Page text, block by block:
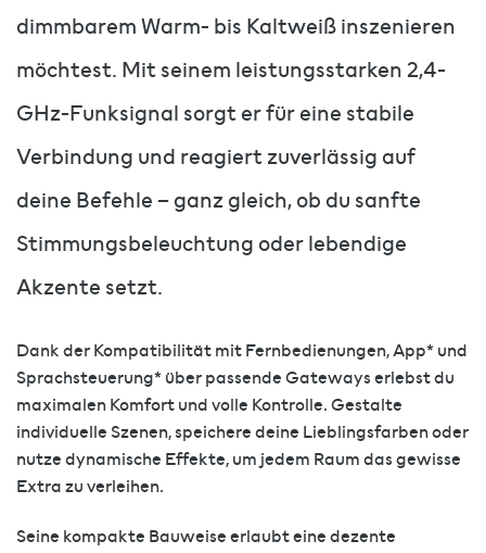
dimmbarem Warm- bis Kaltweiß inszenieren
möchtest. Mit seinem leistungsstarken 2,4-
GHz-Funksignal sorgt er für eine stabile
Verbindung und reagiert zuverlässig auf
deine Befehle – ganz gleich, ob du sanfte
Stimmungsbeleuchtung oder lebendige
Akzente setzt.
Dank der Kompatibilität mit Fernbedienungen, App* und
Sprachsteuerung* über passende Gateways erlebst du
maximalen Komfort und volle Kontrolle. Gestalte
individuelle Szenen, speichere deine Lieblingsfarben oder
nutze dynamische Effekte, um jedem Raum das gewisse
Extra zu verleihen.
Seine kompakte Bauweise erlaubt eine dezente